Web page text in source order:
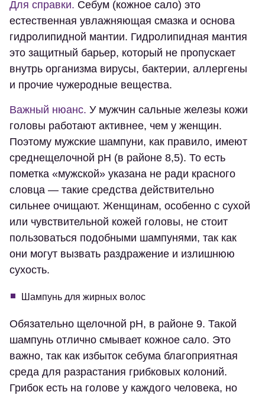
Для справки. Себум (кожное сало) это
естественная увлажняющая смазка и основа
гидролипидной мантии. Гидролипидная мантия
это защитный барьер, который не пропускает
внутрь организма вирусы, бактерии, аллергены
и прочие чужеродные вещества.
Важный нюанс. У мужчин сальные железы кожи
головы работают активнее, чем у женщин.
Поэтому мужские шампуни, как правило, имеют
среднещелочной pH (в районе 8,5). То есть
пометка «мужской» указана не ради красного
словца — такие средства действительно
сильнее очищают. Женщинам, особенно с сухой
или чувствительной кожей головы, не стоит
пользоваться подобными шампунями, так как
они могут вызвать раздражение и излишнюю
сухость.
Шампунь для жирных волос
Обязательно щелочной pH, в районе 9. Такой
шампунь отлично смывает кожное сало. Это
важно, так как избыток себума благоприятная
среда для разрастания грибковых колоний.
Грибок есть на голове у каждого человека, но